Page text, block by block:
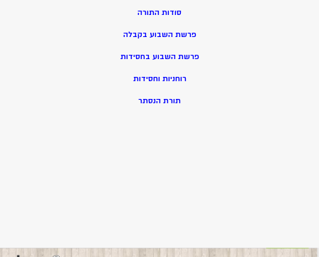
סודות התורה
פרשת השבוע בקבלה
פרשת השבוע בחסידות
רוחניות וחסידות
תורת הנסתר